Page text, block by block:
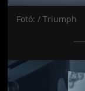
Fotó: / Triumph